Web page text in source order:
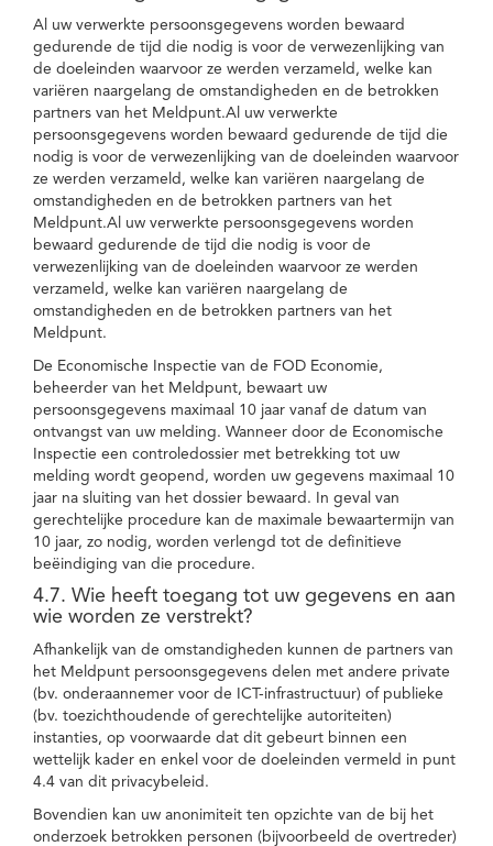
Al uw verwerkte persoonsgegevens worden bewaard
gedurende de tijd die nodig is voor de verwezenlijking van
de doeleinden waarvoor ze werden verzameld, welke kan
variëren naargelang de omstandigheden en de betrokken
partners van het Meldpunt.Al uw verwerkte
persoonsgegevens worden bewaard gedurende de tijd die
nodig is voor de verwezenlijking van de doeleinden waarvoor
ze werden verzameld, welke kan variëren naargelang de
omstandigheden en de betrokken partners van het
Meldpunt.Al uw verwerkte persoonsgegevens worden
bewaard gedurende de tijd die nodig is voor de
verwezenlijking van de doeleinden waarvoor ze werden
verzameld, welke kan variëren naargelang de
omstandigheden en de betrokken partners van het
Meldpunt.
De Economische Inspectie van de FOD Economie,
beheerder van het Meldpunt, bewaart uw
persoonsgegevens maximaal 10 jaar vanaf de datum van
ontvangst van uw melding. Wanneer door de Economische
Inspectie een controledossier met betrekking tot uw
melding wordt geopend, worden uw gegevens maximaal 10
jaar na sluiting van het dossier bewaard. In geval van
gerechtelijke procedure kan de maximale bewaartermijn van
10 jaar, zo nodig, worden verlengd tot de definitieve
beëindiging van die procedure.
4.7. Wie heeft toegang tot uw gegevens en aan
wie worden ze verstrekt?
Afhankelijk van de omstandigheden kunnen de partners van
het Meldpunt persoonsgegevens delen met andere private
(bv. onderaannemer voor de ICT-infrastructuur) of publieke
(bv. toezichthoudende of gerechtelijke autoriteiten)
instanties, op voorwaarde dat dit gebeurt binnen een
wettelijk kader en enkel voor de doeleinden vermeld in punt
4.4 van dit privacybeleid.
Bovendien kan uw anonimiteit ten opzichte van de bij het
onderzoek betrokken personen (bijvoorbeeld de overtreder)